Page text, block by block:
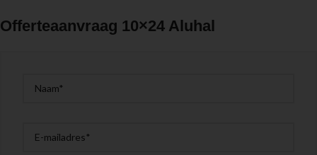
Offerteaanvraag 10×24 Aluhal